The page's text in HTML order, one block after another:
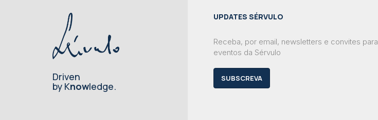
Driven
by Knowledge.
UPDATES SÉRVULO
Receba, por email, newsletters e convites para
eventos da Sérvulo
SUBSCREVA